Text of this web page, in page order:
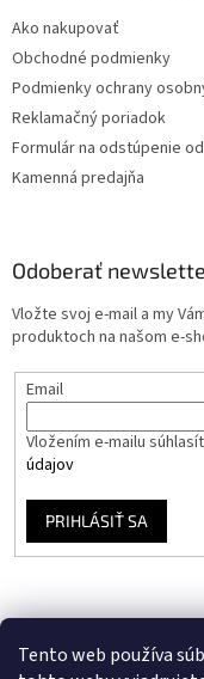
Tento web používa
Ako nakupovať
Obchodné podmienky
Podmienky ochrany
Reklamačný poriadok
Formulár na odstúpenie
Kamenná predajňa
Odoberať
Vložte svoj e-mail a my
produktoch na našom e-
Email
Vložením e-mailu
údajov
PRIHLÁSIŤ SA